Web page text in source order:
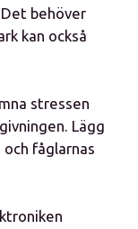
behöver
kan också
stressen
Lägg
fåglarnas